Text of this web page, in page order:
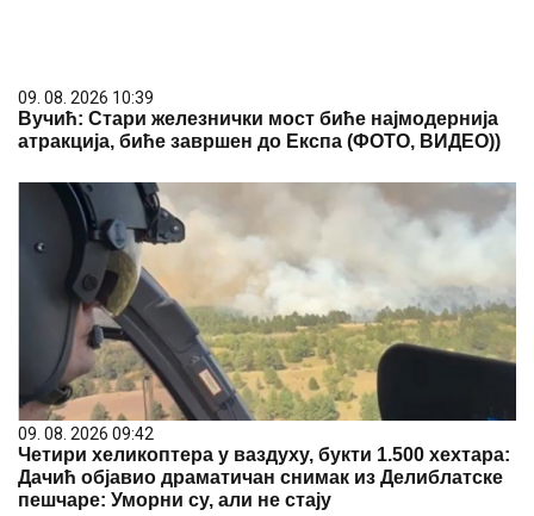
09. 08. 2026 10:39
Вучић: Стари железнички мост биће најмодернија
атракција, биће завршен до Експа (ФОТО, ВИДЕО))
09. 08. 2026 09:42
Четири хеликоптера у ваздуху, букти 1.500 хехтара:
Дачић објавио драматичан снимак из Делиблатске
пешчаре: Уморни су, али не стају